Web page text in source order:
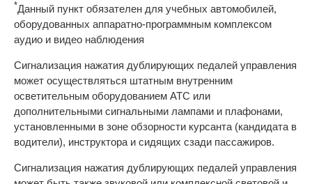
*Данный пункт обязателен для учебных автомобилей,
оборудованных аппаратно-программным комплексом
аудио и видео наблюдения
Сигнализация нажатия дублирующих педалей управления
может осуществляться штатным внутренним
осветительным оборудованием АТС или
дополнительными сигнальными лампами и плафонами,
установленными в зоне обзорности курсанта (кандидата в
водители), инструктора и сидящих сзади пассажиров.
Сигнализация нажатия дублирующих педалей управления